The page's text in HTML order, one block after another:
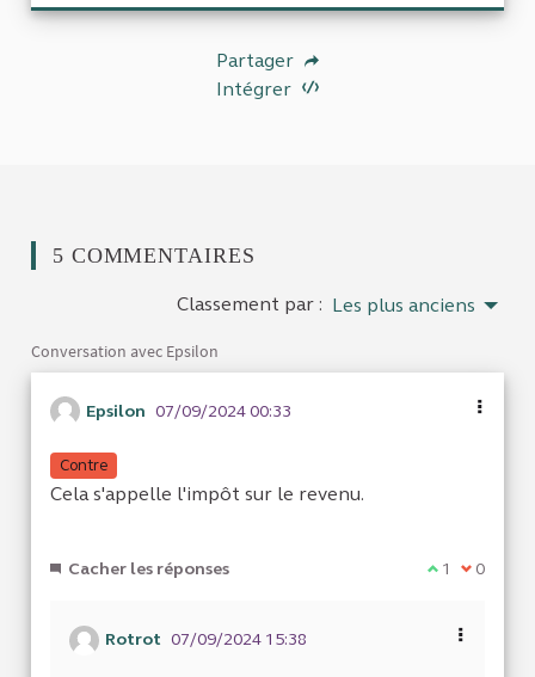
Partager
Intégrer
5 COMMENTAIRES
Classement par : Les plus anciens
Conversation avec Epsilon
Epsilon 07/09/2024 00:33
Contre
Cela s'appelle l'impôt sur le revenu.
Cacher les réponses Je suis
1 Je ne
0
Rotrot 07/09/2024 15:38